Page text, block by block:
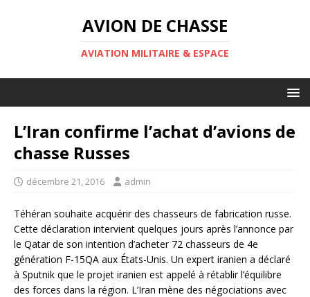
AVION DE CHASSE
AVIATION MILITAIRE & ESPACE
L’Iran confirme l’achat d’avions de
chasse Russes
décembre 21, 2016 admin
Téhéran souhaite acquérir des chasseurs de fabrication russe.
Cette déclaration intervient quelques jours après l’annonce par
le Qatar de son intention d’acheter 72 chasseurs de 4e
génération F-15QA aux États-Unis. Un expert iranien a déclaré
à Sputnik que le projet iranien est appelé à rétablir l’équilibre
des forces dans la région. L’Iran mène des négociations avec